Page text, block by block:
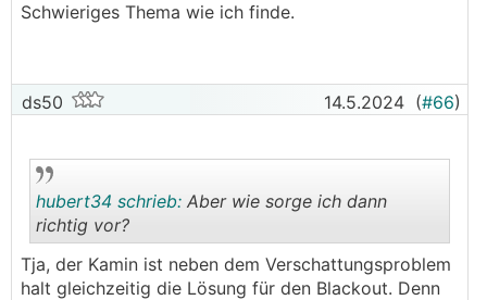
Schwieriges Thema wie ich finde.
ds50 14.5.2024 (#66)
..
hubert34 schrieb: Aber wie sorge ich dann
richtig vor?
Tja, der Kamin ist neben dem Verschattungsproblem
halt gleichzeitig die Lösung für den Blackout. Denn